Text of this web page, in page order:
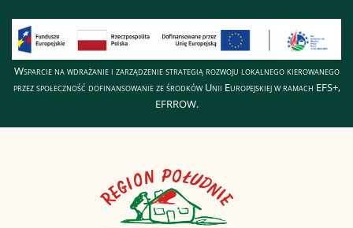
Wsparcie na wdrażanie i zarządzenie strategią rozwoju lokalnego kierowanego
przez społeczność dofinansowanie ze środków Unii Europejskiej w ramach EFS+,
EFRROW.